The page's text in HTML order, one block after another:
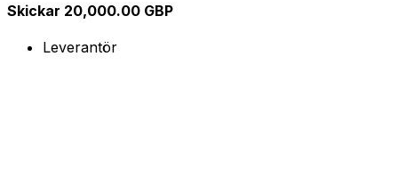
Skickar 20,000.00 GBP
Leverantör